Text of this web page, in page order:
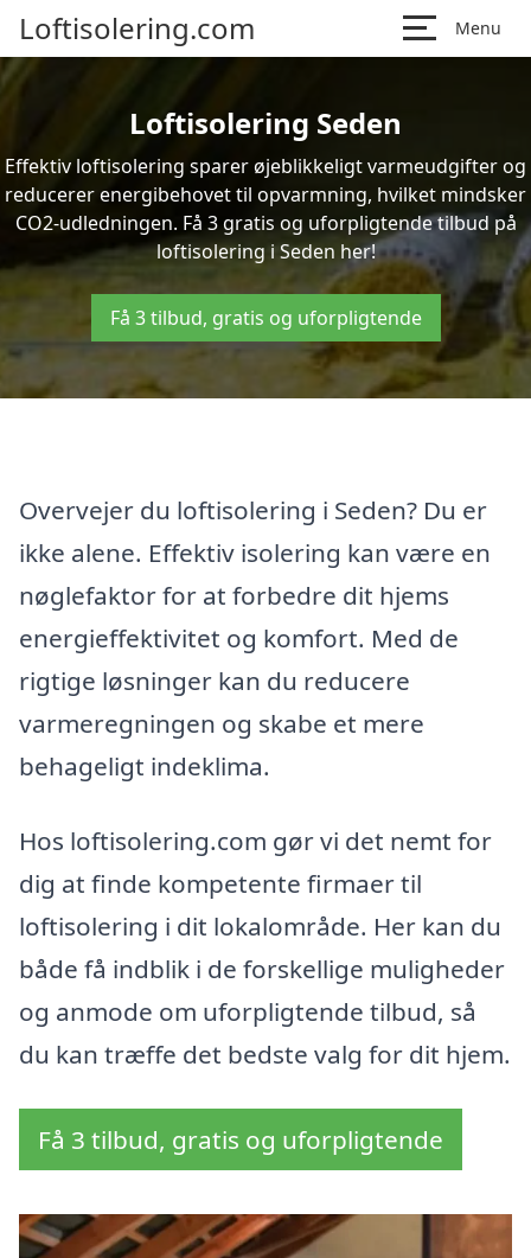
Loftisolering.com Menu
Loftisolering Seden
Effektiv loftisolering sparer øjeblikkeligt varmeudgifter og
reducerer energibehovet til opvarmning, hvilket mindsker
CO2-udledningen. Få 3 gratis og uforpligtende tilbud på
loftisolering i Seden her!
Få 3 tilbud, gratis og uforpligtende
Overvejer du loftisolering i Seden? Du er
ikke alene. Effektiv isolering kan være en
nøglefaktor for at forbedre dit hjems
energieffektivitet og komfort. Med de
rigtige løsninger kan du reducere
varmeregningen og skabe et mere
behageligt indeklima.
Hos loftisolering.com gør vi det nemt for
dig at finde kompetente firmaer til
loftisolering i dit lokalområde. Her kan du
både få indblik i de forskellige muligheder
og anmode om uforpligtende tilbud, så
du kan træffe det bedste valg for dit hjem.
Få 3 tilbud, gratis og uforpligtende